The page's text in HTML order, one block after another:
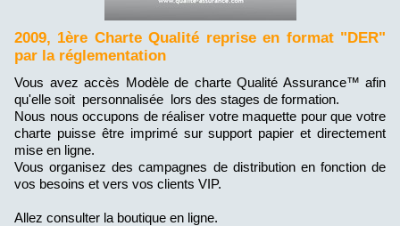
2009, 1ère Charte Qualité reprise en format "DER"
par la réglementation
Vous avez accès Modèle de charte Qualité Assurance™ afin
qu'elle soit personnalisée lors des stages de formation.
Nous nous occupons de réaliser votre maquette pour que votre
charte puisse être imprimé sur support papier et directement
mise en ligne.
Vous organisez des campagnes de distribution en fonction de
vos besoins et vers vos clients VIP.
Allez consulter la boutique en ligne.